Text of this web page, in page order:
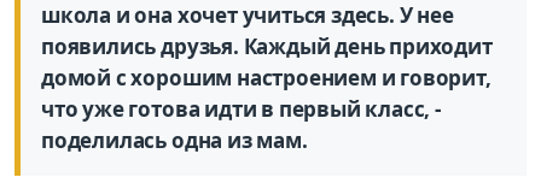
школа и она хочет учиться здесь. У нее
появились друзья. Каждый день приходит
домой с хорошим настроением и говорит,
что уже готова идти в первый класс, -
поделилась одна из мам.